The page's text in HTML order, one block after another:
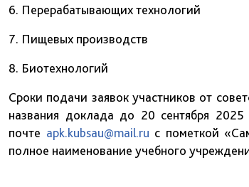
6. Перерабатывающих технологий
7. Пищевых производств
8. Биотехнологий
Сроки подачи заявок участников от
названия доклада до 20 сентября 2025
почте apk.kubsau@mail.ru с пометкой
полное наименование учебного